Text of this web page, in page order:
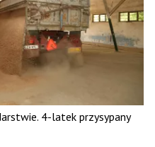
4-latek przysypany